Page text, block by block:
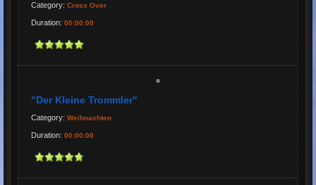
Category: Cross Over
Duration: 00:00:00
"Der Kleine Trommler"
Category: Weihnachten
Duration: 00:00:00